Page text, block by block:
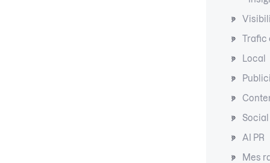
Trafic
Local
Social
AI PR
Mes